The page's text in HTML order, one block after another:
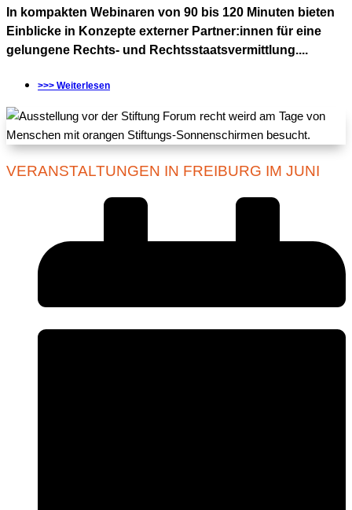
In kompakten Webinaren von 90 bis 120 Minuten bieten
Einblicke in Konzepte externer Partner:innen für eine
gelungene Rechts- und Rechtsstaatsvermittlung....
>>> Weiterlesen
VERANSTALTUNGEN IN FREIBURG IM JUNI